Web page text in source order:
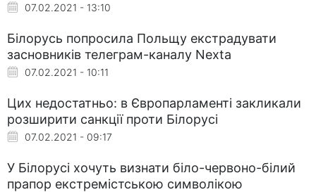
07.02.2021 - 13:10
Білорусь попросила Польщу екстрадувати
засновників телеграм-каналу Nexta
07.02.2021 - 10:11
Цих недостатньо: в Європарламенті закликали
розширити санкції проти Білорусі
07.02.2021 - 09:17
У Білорусі хочуть визнати біло-червоно-білий
прапор екстремістською символікою